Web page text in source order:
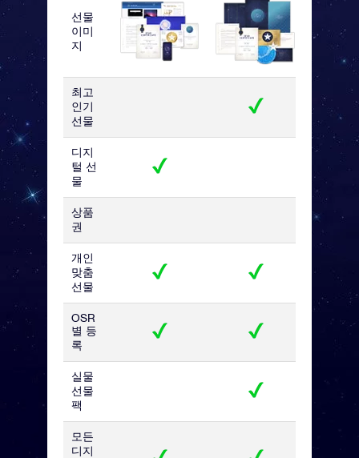
선물
이미
지
최고
인기
선물
디지
털 선
물
상품
권
개인
맞춤
선물
OSR
별 등
록
실물
선물
팩
모든
디지